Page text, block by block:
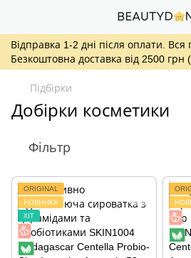
Відправка 1-2 дні після оплати. Вся
Безкоштовна доставка від 2500 грн
Підбірки
Добірки косметики
Фільтр
ORIGINAL
НОВИНКА
ХІТ